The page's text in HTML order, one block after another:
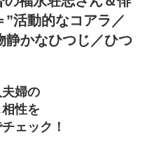
活動的なコアラ／
静かなひつじ／ひつ
婦の
性を
ェック！